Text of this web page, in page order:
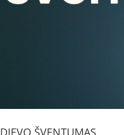
DIEVO ŠVENTUMAS